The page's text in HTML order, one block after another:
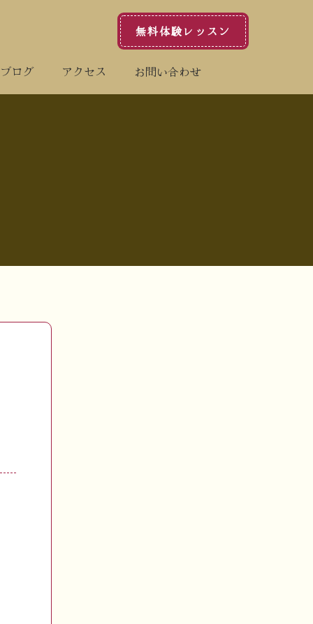
無料体験レッスン
ブログ アクセス お問い合わせ
ブログ アクセス お問い合わせ